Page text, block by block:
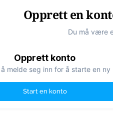
Opprett en
Du må være
Opprett konto
melde seg inn for å starte en ny
Start en konto